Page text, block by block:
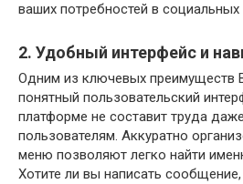
ваших потребностей в социальных
2. Удобный интерфейс и
Одним из ключевых преимуществ
понятный пользовательский
платформе не составит труда
пользователям. Аккуратно
меню позволяют легко найти
Хотите ли вы написать